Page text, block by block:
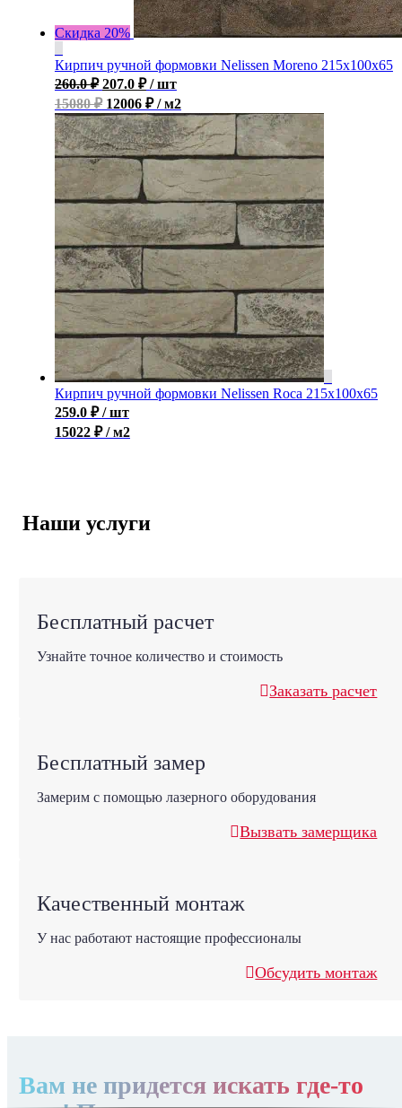
Скидка 20%
Кирпич ручной формовки Nelissen Moreno 215x100x65
260.0₽ 207.0 ₽ / шт
15080 ₽12006 ₽ / м2
Кирпич ручной формовки Nelissen Roca 215x100x65
259.0 ₽ / шт
15022 ₽ / м2
Наши услуги
Бесплатный расчет
Узнайте точное количество и стоимость
Заказать расчет
Бесплатный замер
Замерим с помощью лазерного оборудования
Вызвать замерщика
Качественный монтаж
У нас работают настоящие профессионалы
Обсудить монтаж
Вам не придется искать где-то